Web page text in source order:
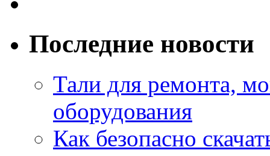
Последние новости
Тали для ремонта,
оборудования
Как безопасно